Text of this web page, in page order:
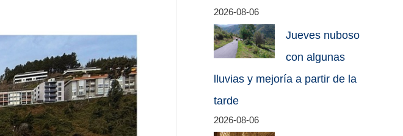
2026-08-06
Jueves nuboso
con algunas
lluvias y mejoría a partir de la
tarde
2026-08-06